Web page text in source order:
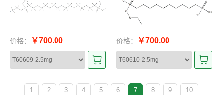
价格： ￥700.00 价格： ￥700.00
1 2 3 4 5 6 7 8 9 10